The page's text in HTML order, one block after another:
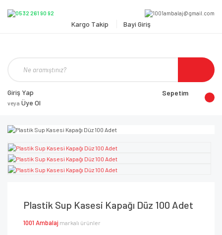
Kargo Takip Bayi Giriş
Giriş Yap
veya Üye Ol
Sepetim
Plastik Sup Kasesi Kapağı Düz 100 Adet
1001 Ambalaj markalı ürünler